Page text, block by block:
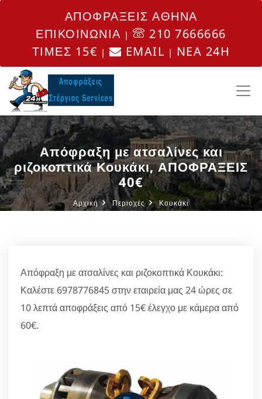
ΑΠΟΦΡΑΞΕΙΣ ΑΘΗΝΑ
ΕΠΙΚΟΙΝΩΝΙΑ |
210 7666666
ΤΙΜΕΣ 15€ | EMAIL | NEA 24H
Απόφραξη με ατσαλίνες και
ριζοκοπτικά Κουκάκι, ΑΠΟΦΡΑΞΕΙΣ
40€
Αρχική Περιοχές Κουκάκι
Απόφραξη με ατσαλίνες και ριζοκοπτικά Κουκάκι:
Καλέστε 6978776845 στην εταιρεία μας 24 ώρες σε
10 λεπτά αποφράξεις από 15€ έλεγχο με κάμερα από
60€.